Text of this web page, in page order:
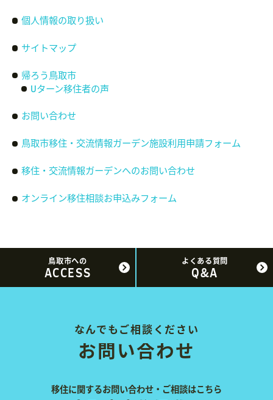
個人情報の取り扱い
サイトマップ
帰ろう鳥取市
Uターン移住者の声
お問い合わせ
鳥取市移住・交流情報ガーデン施設利用申請フォーム
移住・交流情報ガーデンへのお問い合わせ
オンライン移住相談お申込みフォーム
鳥取市への
ACCESS
よくある質問
Q&A
なんでもご相談ください
お問い合わせ
移住に関するお問い合わせ・ご相談はこちら